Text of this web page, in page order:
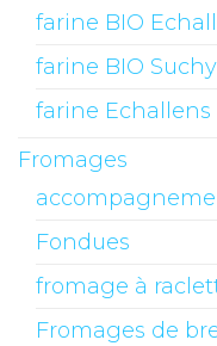
farine BIO
farine BIO Suchy
farine Echallens
Fromages
Fondues
fromage à
Fromages de